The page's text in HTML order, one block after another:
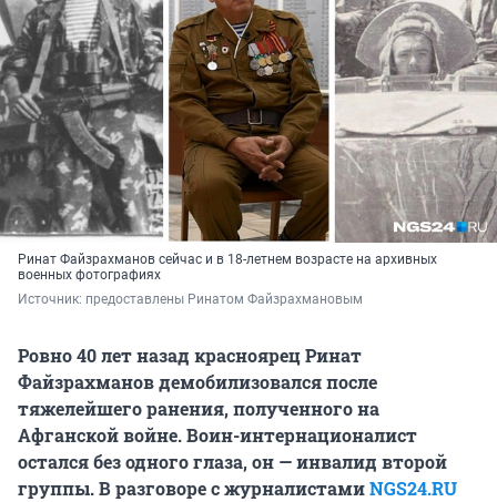
Ринат Файзрахманов сейчас и в 18-летнем возрасте на архивных
военных фотографиях
Источник: предоставлены Ринатом Файзрахмановым
Ровно 40 лет назад красноярец Ринат
Файзрахманов демобилизовался после
тяжелейшего ранения, полученного на
Афганской войне. Воин-интернационалист
остался без одного глаза, он — инвалид второй
группы. В разговоре с журналистамиNGS24.RU